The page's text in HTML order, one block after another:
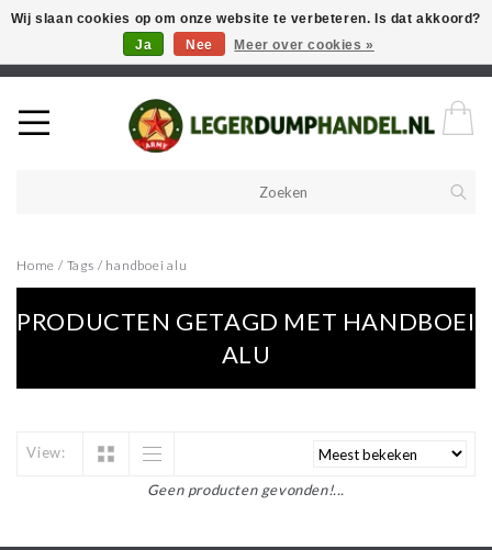
Welkom in onze webshop! Als u een product zoekt en deze niet kan
vinden in de webwinkel, neem vooral contact op!
Home / Tags / handboei alu
PRODUCTEN GETAGD MET HANDBOEI
ALU
View:
Geen producten gevonden!...
Wij slaan cookies op om onze website te verbeteren. Is dat akkoord?
Ja
Nee Meer over cookies »